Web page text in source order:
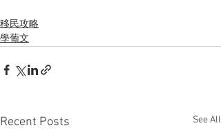
移民攻略
學葡文
Recent Posts See All